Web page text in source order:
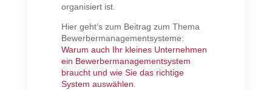
organisiert ist.
Hier geht’s zum Beitrag zum Thema
Bewerbermanagementsysteme:
Warum auch Ihr kleines Unternehmen
ein Bewerbermanagementsystem
braucht und wie Sie das richtige
System auswählen